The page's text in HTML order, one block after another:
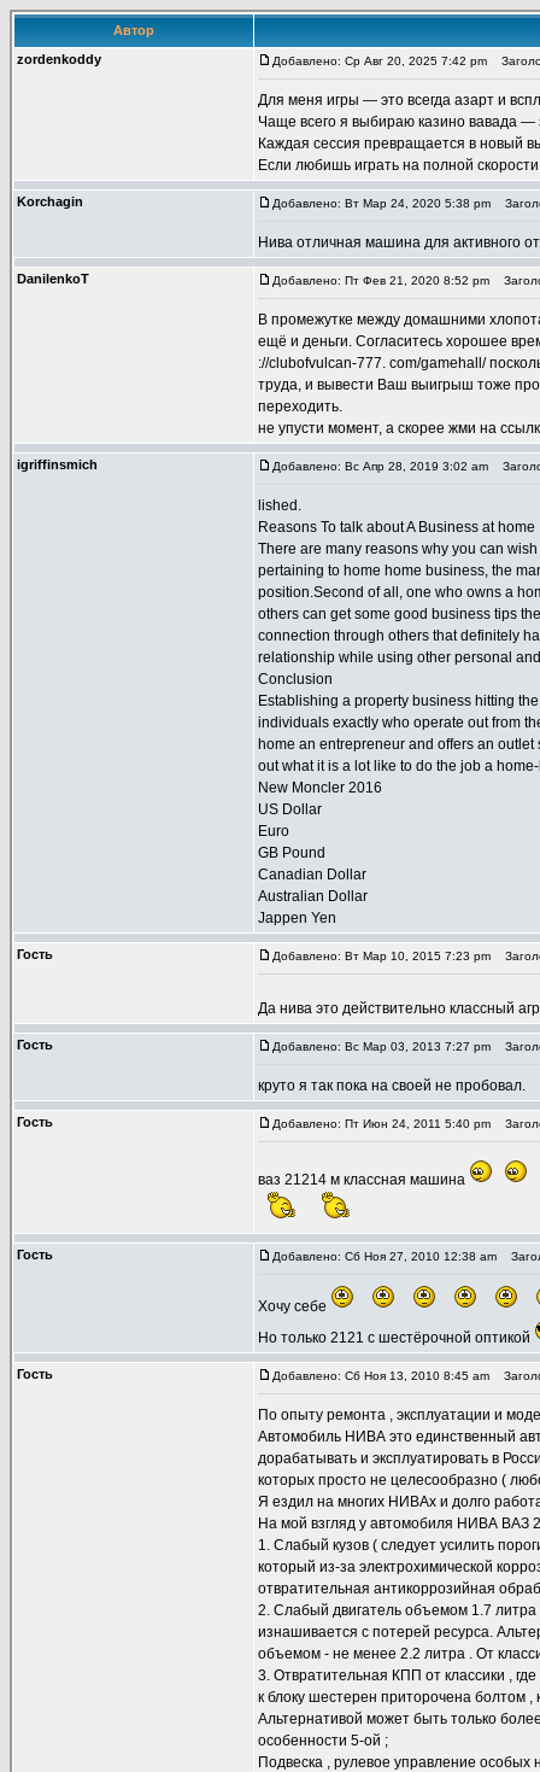
Автор
zordenkoddy
Добавлено: Ср Авг 20, 2025 7:42 pm
Для меня игры — это всегда азарт и
Чаще всего я выбираю казино вавада —
Каждая сессия превращается в новый
Если любишь играть на полной
Korchagin Добавлено: Вт Мар 24, 2020 5:38 pm
Нива отличная машина для активного
DanilenkoT Добавлено: Пт Фев 21, 2020 8:52 pm
В промежутке между домашними
ещё и деньги. Согласитесь хорошее
://clubofvulcan-777. com/gamehall/
труда, и вывести Ваш выигрыш тоже
переходить.
не упусти момент, а скорее жми на
igriffinsmich Добавлено: Вс Апр 28, 2019 3:02 am
lished.
Reasons To talk about A Business at
There are many reasons why you can
pertaining to home home business, the
position.Second of all, one who owns a
others can get some good business tips
connection through others that definitely
relationship while using other personal
Conclusion
Establishing a property business hitting
individuals exactly who operate out from
home an entrepreneur and offers an
out what it is a lot like to do the job a
New Moncler 2016
US Dollar
Euro
GB Pound
Canadian Dollar
Australian Dollar
Jappen Yen
Гость Добавлено: Вт Мар 10, 2015 7:23 pm
Да нива это действительно классный
Гость Добавлено: Вс Мар 03, 2013 7:27 pm
круто я так пока на своей не пробовал.
Гость Добавлено: Пт Июн 24, 2011 5:40 pm
ваз 21214 м классная машина
Гость Добавлено: Сб Ноя 27, 2010 12:38 am
Хочу себе
Но только 2121 с шестёрочной оптикой
Гость Добавлено: Сб Ноя 13, 2010 8:45 am
По опыту ремонта , эксплуатации и
Автомобиль НИВА это единственный
дорабатывать и эксплуатировать в
которых просто не целесообразно (
Я ездил на многих НИВАх и долго
На мой взгляд у автомобиля НИВА ВАЗ
1. Слабый кузов ( следует усилить
который из-за электрохимической
отвратительная антикоррозийная
2. Слабый двигатель объемом 1.7
изнашивается с потерей ресурса.
объемом - не менее 2.2 литра . От
3. Отвратительная КПП от классики ,
к блоку шестерен приторочена болтом ,
Альтернативой может быть только
особенности 5-ой ;
Подвеска , рулевое управление